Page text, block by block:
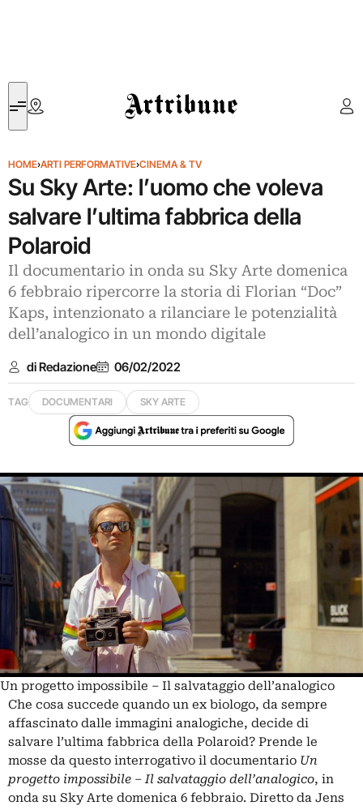
Artribune
HOME›ARTI PERFORMATIVE›CINEMA & TV
Su Sky Arte: l’uomo che voleva
salvare l’ultima fabbrica della
Polaroid
Il documentario in onda su Sky Arte domenica
6 febbraio ripercorre la storia di Florian “Doc”
Kaps, intenzionato a rilanciare le potenzialità
dell’analogico in un mondo digitale
di Redazione 06/02/2022
TAG DOCUMENTARI SKY ARTE
Un progetto impossibile – Il salvataggio dell’analogico
Che cosa succede quando un ex biologo, da sempre
affascinato dalle immagini analogiche, decide di
salvare l’ultima fabbrica della Polaroid? Prende le
mosse da questo interrogativo il documentario Un
progetto impossibile – Il salvataggio dell’analogico, in
onda su Sky Arte domenica 6 febbraio. Diretto da Jens